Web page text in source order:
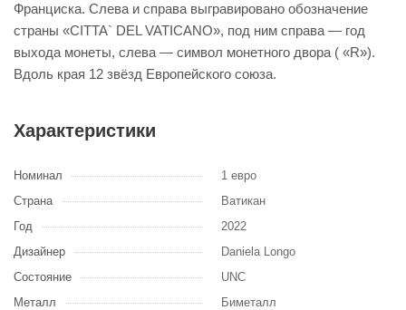
Франциска. Слева и справа выгравировано обозначение
страны «CITTA` DEL VATICANO», под ним справа — год
выхода монеты, слева — символ монетного двора ( «R»).
Вдоль края 12 звёзд Европейского союза.
Характеристики
Номинал
1 евро
Страна
Ватикан
Год
2022
Дизайнер
Daniela Longo
Состояние
UNC
Металл
Биметалл